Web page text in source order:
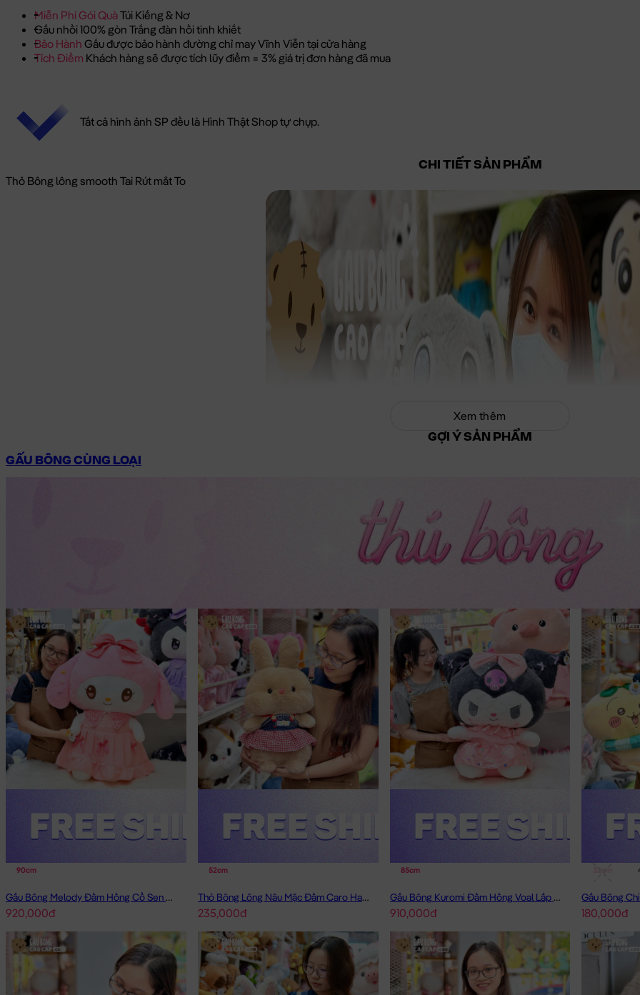
Miễn Phí Gói QuàTúi Kiếng & Nơ
Gấu nhồi 100% gòn Trắng đàn hồi tinh khiết
Bảo Hành Gấu được bảo hành đường chỉ may Vĩnh Viễn tại cửa hàng
Tích Điểm Khách hàng sẽ được tích lũy điểm = 3% giá trị đơn hàng đã mua
Tất cả hình ảnh SP đều là Hình Thật Shop tự chụp.
CHI TIẾT SẢN PHẨM
Thỏ Bông lông smooth Tai Rút mắt To
Xem thêm
GỢI Ý SẢN PHẨM
GẤU BÔNG CÙNG LOẠI
90cm
Gấu Bông Melody Đầm Hồng Cổ Sen Đeo Nơ
920,000đ
52cm
Thỏ Bông Lông Nâu Mặc Đầm Caro Happy
235,000đ
85cm
Gấu Bông Kuromi Đầm Hồng Voal Lấp Lánh
910,000đ
Gấu Bông
180,000đ